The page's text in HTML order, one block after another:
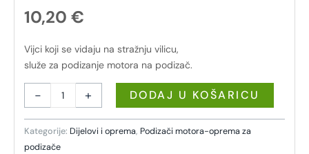
10,20 €
Vijci koji se vidaju na stražnju vilicu,
služe za podizanje motora na podizač.
- + DODAJ U KOŠARICU
Kategorije: Dijelovi i oprema, Podizači motora-oprema za
podizače